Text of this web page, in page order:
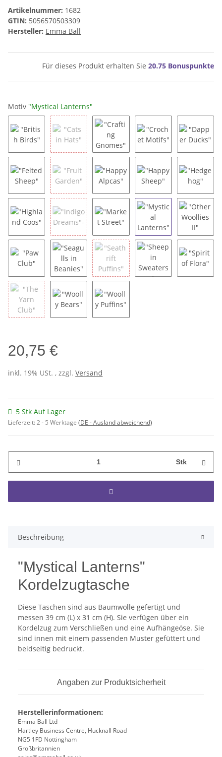
Artikelnummer: 1682
GTIN: 5056570503309
Hersteller: Emma Ball
Für dieses Produkt erhalten Sie 20.75 Bonuspunkte
Motiv "Mystical Lanterns"
"British Birds""Cats in Hats""Crafting Gnomes""Crochet Motifs"
"Felted Sheep""Fruit Garden""Happy Alpcas""Happy Sheep"
"Highland Coos""Indigo Dreams"-"Market Street""Mystical Lanterns"
"Other
"Paw Club" "Seagulls in Beanies""Seathrift Puffins"
20,75 €
inkl. 19% USt. , zzgl. Versand
5 Stk Auf Lager
Lieferzeit:2 - 5 Werktage (DE - Ausland abweichend)
Stk
Beschreibung
"Mystical Lanterns"
Kordelzugtasche
Diese Taschen sind aus Baumwolle gefertigt und
messen 39 cm (L) x 31 cm (H). Sie verfügen über ein
Kordelzug zum Verschließen und eine Aufhängeöse. Sie
sind innen mit einem passenden Muster gefüttert und
beidseitig bedruckt.
Angaben zur Produktsicherheit
Herstellerinformationen:
Emma Ball Ltd
Hartley Business Centre, Hucknall Road
NG5 1FD Nottingham
Großbritannien